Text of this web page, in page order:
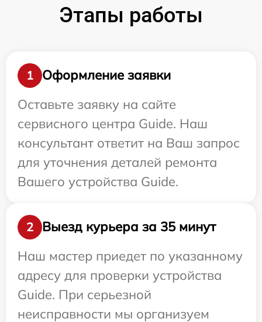
Этапы работы
1
Оформление заявки
Оставьте заявку на сайте
сервисного центра Guide. Наш
консультант ответит на Ваш запрос
для уточнения деталей ремонта
Вашего устройства Guide.
2
Выезд курьера за 35 минут
Наш мастер приедет по указанному
адресу для проверки устройства
Guide. При серьезной
неисправности мы организуем